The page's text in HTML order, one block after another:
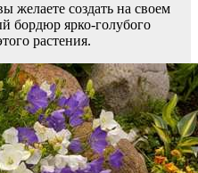
желаете создать на своем
бордюр ярко-голубого
растения.